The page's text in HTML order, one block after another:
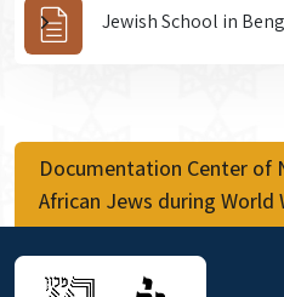
Jewish School in
Documentation Center of
African Jews during World